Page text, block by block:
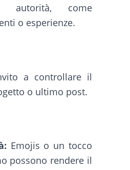
come
o esperienze.
a controllare il
o ultimo post.
Emojis o un tocco
possono rendere il